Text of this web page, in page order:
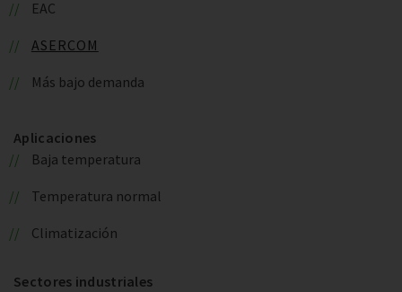
EAC
ASERCOM
Más bajo demanda
Aplicaciones
Baja temperatura
Temperatura normal
Climatización
Sectores industriales